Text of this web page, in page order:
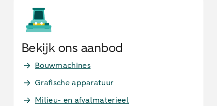
Bekijk ons aanbod
Bouwmachines
Grafische apparatuur
Milieu- en afvalmaterieel